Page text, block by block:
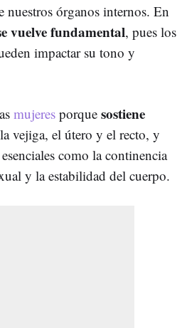
nuestros órganos internos. En
vuelve fundamental, pues los
impactar su tono y
mujeres porque sostiene
vejiga, el útero y el recto, y
como la continencia
y la estabilidad del cuerpo.